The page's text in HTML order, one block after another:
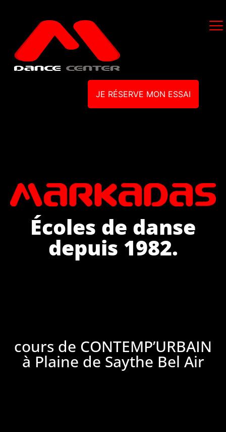
JE RÉSERVE MON ESSAI
Écoles de danse
depuis 1982.
cours de CONTEMP’URBAIN
à Plaine de Saythe Bel Air